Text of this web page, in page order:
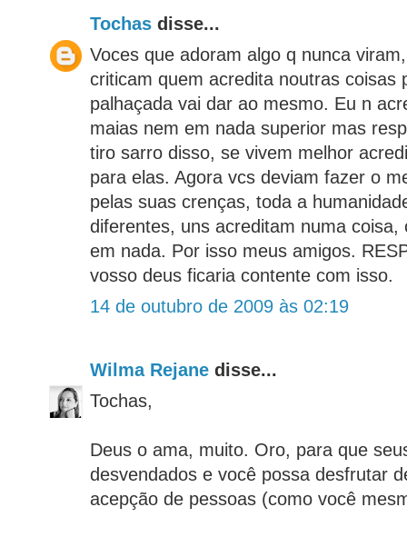
Tochas disse...
Voces que adoram algo q nunca
criticam quem acredita noutras coisas
palhaçada vai dar ao mesmo. Eu n
maias nem em nada superior mas
tiro sarro disso, se vivem melhor
para elas. Agora vcs deviam fazer o
pelas suas crenças, toda a
diferentes, uns acreditam numa
em nada. Por isso meus amigos.
vosso deus ficaria contente com isso.
14 de outubro de 2009 às 02:19
Wilma Rejane disse...
Tochas,
Deus o ama, muito. Oro, para que
desvendados e você possa desfrutar
acepção de pessoas (como você